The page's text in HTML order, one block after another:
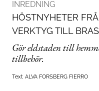
INREDNING
HÖSTNYHETER
VERKTYG TILL
Gör eldstaden till
tillbehör.
Text ALVA FORSBERG FIERRO